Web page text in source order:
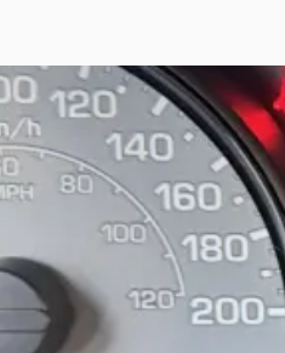
Wrangler 2018
CRD Night Eagle I Aut. I Hardtop I
I Grijs Kenteken
€ 678/mnd
geprijsd